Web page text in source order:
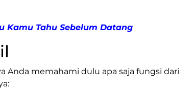
Kamu Tahu Sebelum Datang
Anda memahami dulu apa saja fungsi dari